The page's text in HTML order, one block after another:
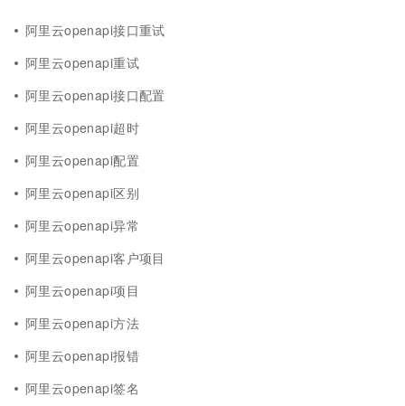
阿里云openapi接口重试
阿里云openapi重试
阿里云openapi接口配置
阿里云openapi超时
阿里云openapi配置
阿里云openapi区别
阿里云openapi异常
阿里云openapi客户项目
阿里云openapi项目
阿里云openapi方法
阿里云openapi报错
阿里云openapi签名